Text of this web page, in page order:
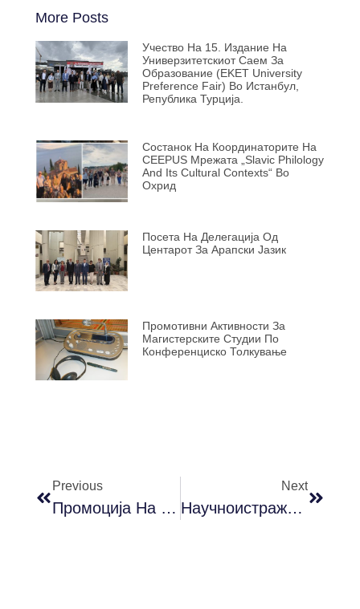
More Posts
Учество На 15. Издание На
Универзитетскиот Саем За
Образование (EKET University
Preference Fair) Во Истанбул,
Република Турција.
Состанок На Координаторите На
CEEPUS Мрежата „Slavic Philology
And Its Cultural Contexts“ Во
Охрид
Посета На Делегација Од
Центарот За Арапски Јазик
Промотивни Активности За
Магистерските Студии По
Конференциско Толкување
Previous
Промоција На Јубилејни И Актуелни Изданија – 15 Декември 2021 Г. (среда)
Next
Научноистражувачки Проект Финансиран Од Универзитетот „Св. Кирил И Методиј” Во Скопје (2021 Г.)